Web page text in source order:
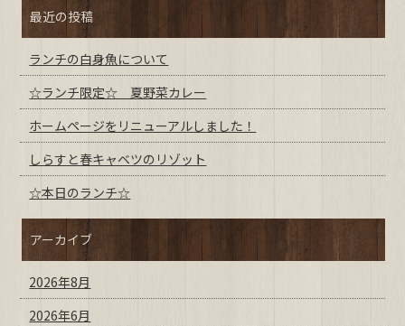
最近の投稿
ランチの白身魚について
☆ランチ限定☆ 夏野菜カレー
ホームページをリニューアルしました！
しらすと春キャベツのリゾット
☆本日のランチ☆
アーカイブ
2026年8月
2026年6月